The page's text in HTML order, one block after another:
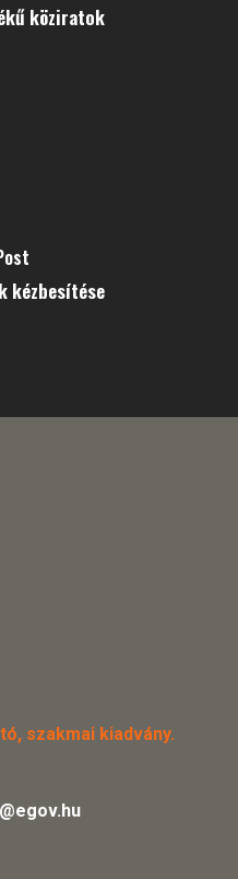
köziratok
kézbesítése
szakmai kiadvány.